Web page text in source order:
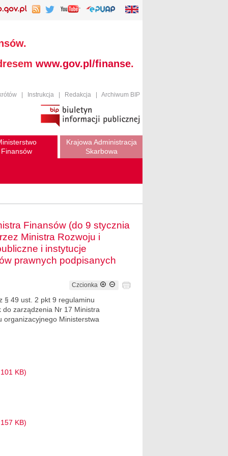
www.gov.pl/finanse.
Instrukcja Redakcja Archiwum BIP
Finansów
Krajowa Administracja
Skarbowa
Finansów (do 9 stycznia
Ministra Rozwoju i
i instytucje
prawnych podpisanych
Czcionka
§ 49 ust. 2 pkt 9 regulaminu
do zarządzenia Nr 17 Ministra
organizacyjnego Ministerstwa
KB)
KB)